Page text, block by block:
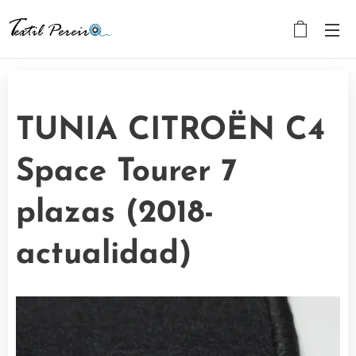
TUNIA CITROËN C4
Space Tourer 7
plazas (2018-
actualidad)